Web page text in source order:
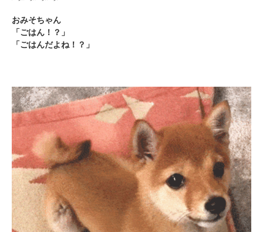
おみそちゃん
「ごはん！？」
「ごはんだよね！？」